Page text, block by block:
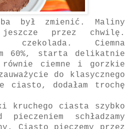
był zmienić. Maliny
jeszcze przez chwilę.
Ciemna
60%, starta delikatnie
ciemne i gorzkie
do klasycznego
ciasto, dodałam trochę
kruchego ciasta szybko
pieczeniem schładzamy